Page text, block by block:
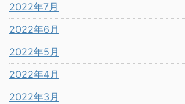
2022年7月
2022年6月
2022年5月
2022年4月
2022年3月